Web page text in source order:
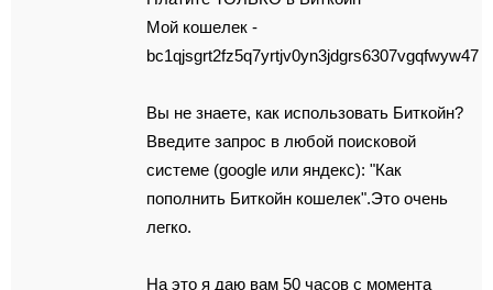
Мой кошелек -
bc1qjsgrt2fz5q7yrtjv0yn3jdgrs6307vgqfwyw47
Вы не знаете, как использовать Биткойн?
Введите запрос в любой поисковой
системе (google или яндекс): "Как
пополнить Биткойн кошелек".Это очень
легко.
На это я даю вам 50 часов с момента